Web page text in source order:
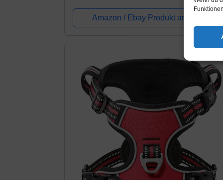
gepolsterte Haustierweste mit einfachem
Steuergriff...
Amazon / Ebay Produkt ansehen*